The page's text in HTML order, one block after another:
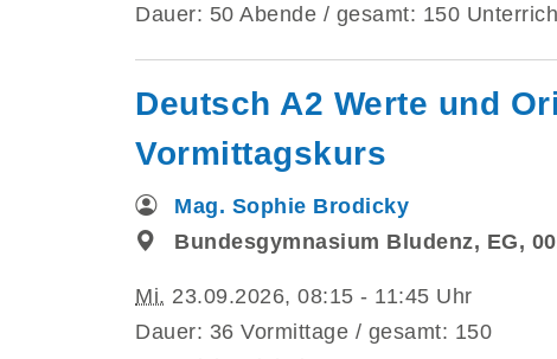
Dauer: 50 Abende / gesamt: 150
Deutsch A2 Werte und
Vormittagskurs
Mag. Sophie Brodicky
Bundesgymnasium Bludenz, EG,
Mi. 23.09.2026, 08:15 - 11:45 Uhr
Dauer: 36 Vormittage / gesamt: 150